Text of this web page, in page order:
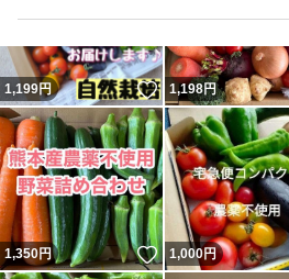
1,199円 いいね！
1,198円
1,350円 いいね！
1,000円